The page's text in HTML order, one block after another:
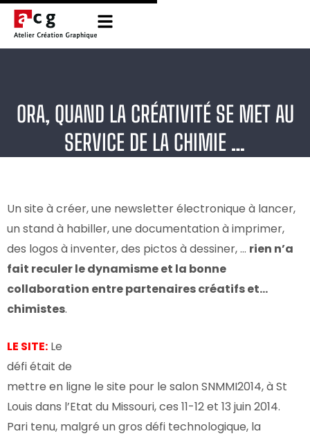
ORA, QUAND LA CRÉATIVITÉ SE MET AU
SERVICE DE LA CHIMIE …
Un site à créer, une newsletter électronique à lancer,
un stand à habiller, une documentation à imprimer,
des logos à inventer, des pictos à dessiner, … rien n’a
fait reculer le dynamisme et la bonne
collaboration entre partenaires créatifs et…
chimistes.
LE SITE: Le
défi était de
mettre en ligne le site pour le salon SNMMI2014, à St
Louis dans l’Etat du Missouri, ces 11-12 et 13 juin 2014.
Pari tenu, malgré un gros défi technologique, la